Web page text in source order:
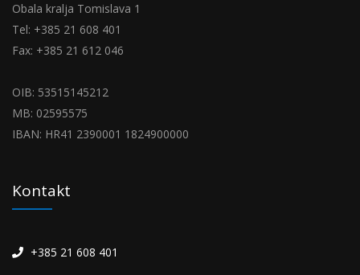
Obala kralja Tomislava 1
Tel: +385 21 608 401
Fax: +385 21 612 046
OIB: 53515145212
MB: 02595575
IBAN: HR41 2390001 1824900000
Kontakt
+385 21 608 401